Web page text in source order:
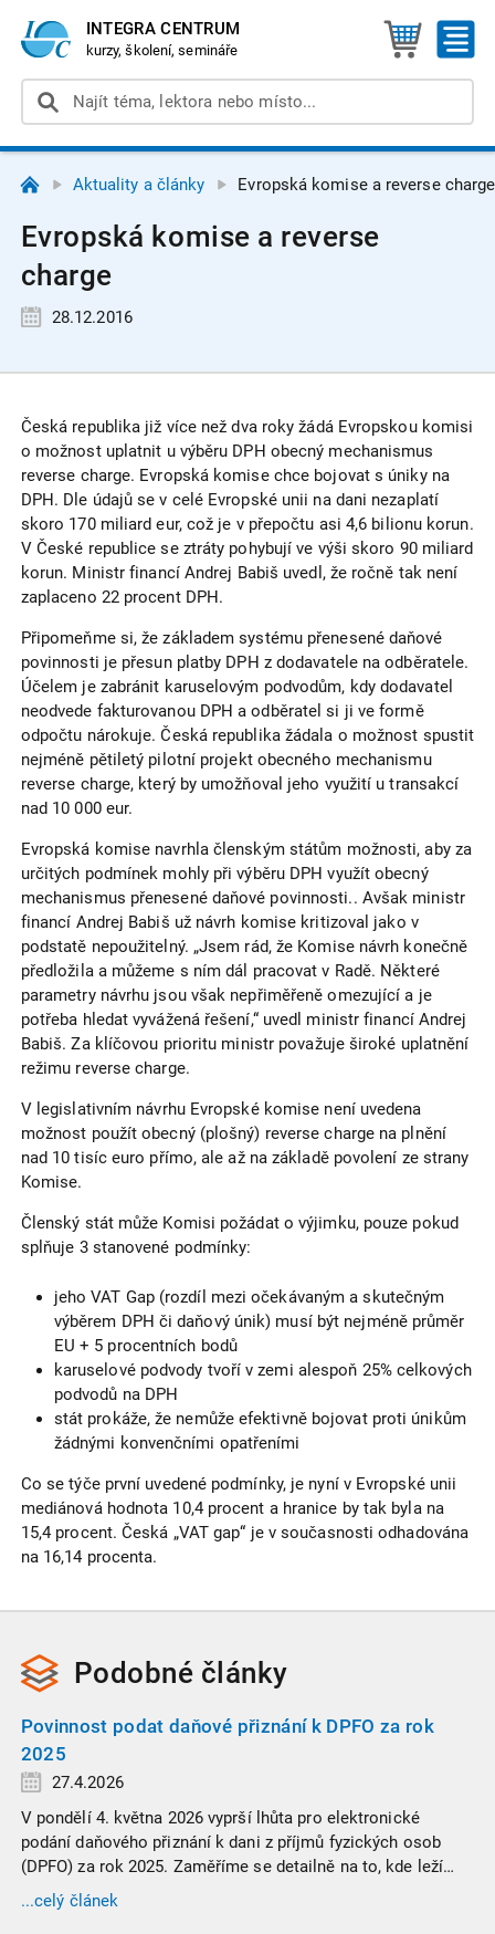
INTEGRA CENTRUM
kurzy, školení, semináře
Aktuality a články Evropská komise a reverse charge
Evropská komise a reverse
charge
28.12.2016
Česká republika již více než dva roky žádá Evropskou komisi
o možnost uplatnit u výběru DPH obecný mechanismus
reverse charge. Evropská komise chce bojovat s úniky na
DPH. Dle údajů se v celé Evropské unii na dani nezaplatí
skoro 170 miliard eur, což je v přepočtu asi 4,6 bilionu korun.
V České republice se ztráty pohybují ve výši skoro 90 miliard
korun. Ministr financí Andrej Babiš uvedl, že ročně tak není
zaplaceno 22 procent DPH.
Připomeňme si, že základem systému přenesené daňové
povinnosti je přesun platby DPH z dodavatele na odběratele.
Účelem je zabránit karuselovým podvodům, kdy dodavatel
neodvede fakturovanou DPH a odběratel si ji ve formě
odpočtu nárokuje. Česká republika žádala o možnost spustit
nejméně pětiletý pilotní projekt obecného mechanismu
reverse charge, který by umožňoval jeho využití u transakcí
nad 10 000 eur.
Evropská komise navrhla členským státům možnosti, aby za
určitých podmínek mohly při výběru DPH využít obecný
mechanismus přenesené daňové povinnosti.. Avšak ministr
financí Andrej Babiš už návrh komise kritizoval jako v
podstatě nepoužitelný. „Jsem rád, že Komise návrh konečně
předložila a můžeme s ním dál pracovat v Radě. Některé
parametry návrhu jsou však nepřiměřeně omezující a je
potřeba hledat vyvážená řešení,“ uvedl ministr financí Andrej
Babiš. Za klíčovou prioritu ministr považuje široké uplatnění
režimu reverse charge.
V legislativním návrhu Evropské komise není uvedena
možnost použít obecný (plošný) reverse charge na plnění
nad 10 tisíc euro přímo, ale až na základě povolení ze strany
Komise.
Členský stát může Komisi požádat o výjimku, pouze pokud
splňuje 3 stanovené podmínky:
jeho VAT Gap (rozdíl mezi očekávaným a skutečným
výběrem DPH či daňový únik) musí být nejméně průměr
EU + 5 procentních bodů
karuselové podvody tvoří v zemi alespoň 25% celkových
podvodů na DPH
stát prokáže, že nemůže efektivně bojovat proti únikům
žádnými konvenčními opatřeními
Co se týče první uvedené podmínky, je nyní v Evropské unii
mediánová hodnota 10,4 procent a hranice by tak byla na
15,4 procent. Česká „VAT gap“ je v současnosti odhadována
na 16,14 procenta.
Podobné články
Povinnost podat daňové přiznání k DPFO za rok
2025
27.4.2026
V pondělí 4. května 2026 vyprší lhůta pro elektronické
podání daňového přiznání k dani z příjmů fyzických osob
(DPFO) za rok 2025. Zaměříme se detailně na to, kde leží
hranice povinnosti přiznání podat, jaké jsou nejčastější
chytáky v soubězích příjmů a na co si dát v roce 2026
...celý článek